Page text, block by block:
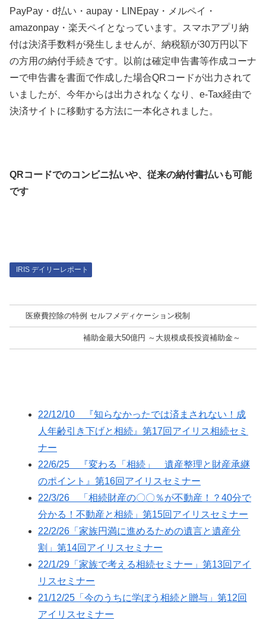
PayPay・d払い・aupay・LINEpay・メルペイ・
amazonpay・楽天ペイとなっています。スマホアプリ納
付は決済手数料が発生しませんが、納税額が30万円以下
の方用の納付手続きです。以前は確定申告書等作成コーナ
ーで申告書を書面で作成した場合QRコードが出力されて
いましたが、今年からは出力されなくなり、e-Tax経由で
決済サイトに移動する方法に一本化されました。
QRコードでのコンビニ払いや、従来の納付書払いも可能
です
IRIS デイリーレポート
医療費控除の特例 セルフメディケーション税制
補助金最大50億円 ～大規模成長投資補助金～
22/12/10 『知らなかったでは済まされない！成
人年齢引き下げと相続』第17回アイリス相続セミ
ナー
22/6/25 『変わる「相続」 遺産整理と財産承継
のポイント』第16回アイリスセミナー
22/3/26 「相続財産の〇〇％が不動産！？40分で
分かる！不動産と相続」第15回アイリスセミナー
22/2/26「家族円満に進めるための遺言と遺産分
割」第14回アイリスセミナー
22/1/29「家族で考える相続セミナー」第13回アイ
リスセミナー
21/12/25「今のうちに学ぼう相続と贈与」第12回
アイリスセミナー